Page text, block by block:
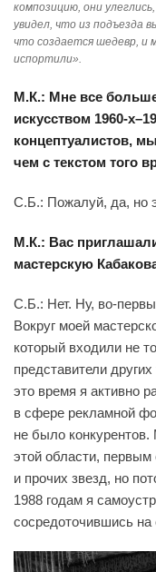
композицию, они
увидел, что из подъезда
что создается шедевр, и
испортили».
М.К.: Мне все больше
искусством 1960-
концептуалистов,
чем с текстом того
С.Б.: Пожалуй, да, но
М.К.: Вас
мастерскую
С.Б.: Нет. Ну, во-
Вокруг моей
который входили не
представители
это время я активно
в сфере рекламной
не было
этой области,
и прочих звезд, но
1988 годам я
сосредоточившись